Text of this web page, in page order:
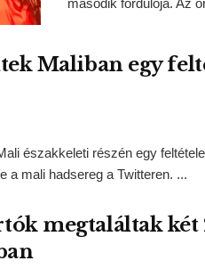
Maliban egy
északkeleti részén egy
a mali hadsereg a Twitteren. ...
megtaláltak